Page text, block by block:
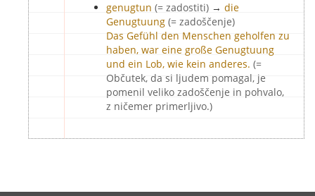
genugtun (= zadostiti) → die
Genugtuung (= zadoščenje)
Das Gefühl den Menschen geholfen zu
haben, war eine große Genugtuung
und ein Lob, wie kein anderes. (=
Občutek, da si ljudem pomagal, je
pomenil veliko zadoščenje in pohvalo,
z ničemer primerljivo.)